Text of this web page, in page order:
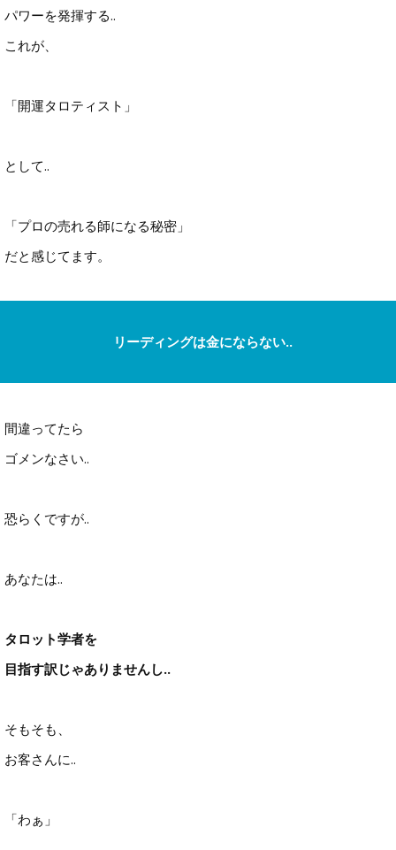
パワーを発揮する..
これが、
「開運タロティスト」
として..
「プロの売れる師になる秘密」
だと感じてます。
リーディングは金にならない..
間違ってたら
ゴメンなさい..
恐らくですが..
あなたは..
タロット学者を
目指す訳じゃありませんし..
そもそも、
お客さんに..
「わぁ」